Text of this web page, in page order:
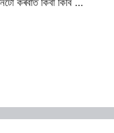
কৰবাত কিবা কিবি …